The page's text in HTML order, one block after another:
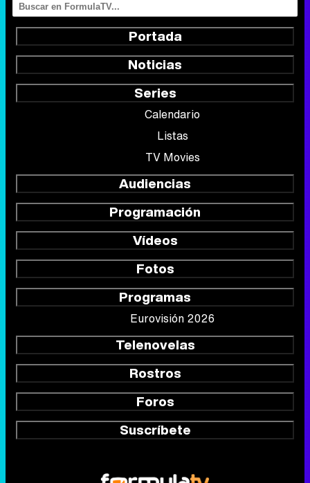
Portada
Noticias
Series
Calendario
Listas
TV Movies
Audiencias
Programación
Vídeos
Fotos
Programas
Eurovisión 2026
Telenovelas
Rostros
Foros
Suscríbete